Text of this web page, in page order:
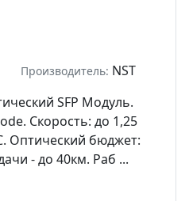
Производитель: NST
SFP Модуль.
Скорость: до 1,25
Оптический бюджет:
- до 40км. Раб ...